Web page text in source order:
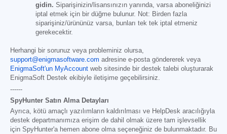
gidin. Siparişinizin/lisansınızın yanında, varsa aboneliğinizi
iptal etmek için bir düğme bulunur. Not: Birden fazla
siparişiniz/ürününüz varsa, bunları tek tek iptal etmeniz
gerekecektir.
Herhangi bir sorunuz veya probleminiz olursa,
support@enigmasoftware.com adresine e-posta göndererek veya
EnigmaSoft'un MyAccount web sitesinde bir destek talebi oluşturarak
EnigmaSoft Destek ekibiyle iletişime geçebilirsiniz.
------
SpyHunter Satın Alma Detayları
Ayrıca, kötü amaçlı yazılımların kaldırılması ve HelpDesk aracılığıyla
destek departmanımıza erişim de dahil olmak üzere tam işlevsellik
için SpyHunter'a hemen abone olma seçeneğiniz de bulunmaktadır. Bu